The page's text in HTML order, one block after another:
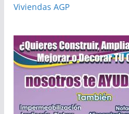
Viviendas AGP